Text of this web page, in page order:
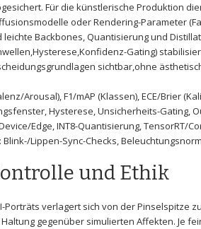
Für die künstlerische Produktion
oder Rendering-Parameter
leichte Backbones, Quantisierung und
Gating)
sichtbar,ohne
Arousal), F1/mAP (Klassen), ECE/Brier
Hysterese, Unsicherheits-Gating,
Edge, ⁢INT8-Quantisierung, TensorRT/
: Blink-/Lippen-Sync-Checks,
und Ethik
Porträts verlagert ⁤sich von der Pinselspitze
gegenüber simulierten Affekten. ⁤Je